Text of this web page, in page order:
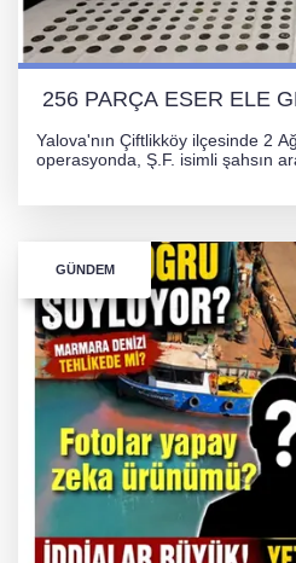
256 PARÇA ESER ELE
Yalova'nın Çiftlikköy ilçesinde 2
operasyonda, Ş.F. isimli şahsın
GÜNDEM